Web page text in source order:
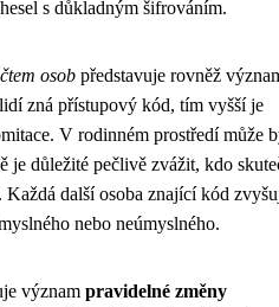
s důkladným šifrováním.
osob představuje rovněž
zná přístupový kód, tím vyšší je
V rodinném prostředí může
je důležité pečlivě zvážit, kdo
další osoba znající kód
nebo neúmyslného.
význam pravidelné změny